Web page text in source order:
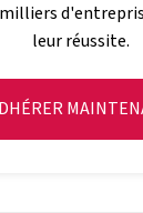
leur réussite.